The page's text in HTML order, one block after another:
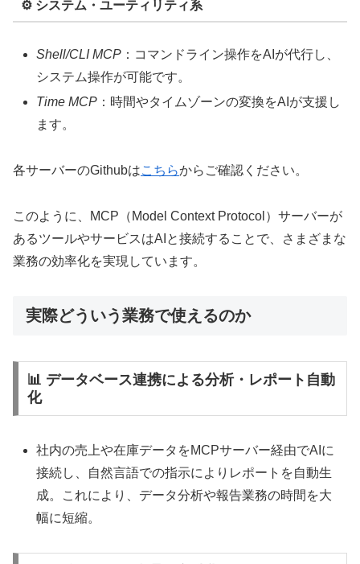
⚙️ システム・ユーティリティ系
Shell/CLI MCP ：コマンドライン操作をAIが代行し、
システム操作が可能です。
Time MCP ：時間やタイムゾーンの変換をAIが支援し
ます。
各サーバーのGithubはこちらからご確認ください。
このように、MCP（Model Context Protocol）サーバーが
あるツールやサービスはAIと接続することで、さまざまな
業務の効率化を実現しています。
実際どういう業務で使えるのか
📊 データベース連携による分析・レポート自動
化
社内の売上や在庫データをMCPサーバー経由でAIに
接続し、自然言語での指示によりレポートを自動生
成。これにより、データ分析や報告業務の時間を大
幅に短縮。